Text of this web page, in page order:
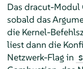
Das dracut-Modul
sobald das
die Kernel-
liest dann die
Netzwerk-Flag in